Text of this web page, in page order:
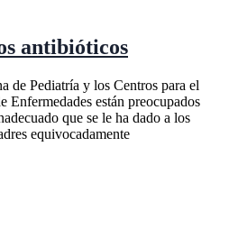
antibióticos
de Pediatría y los Centros para el
Enfermedades están preocupados
que se le ha dado a los
equivocadamente